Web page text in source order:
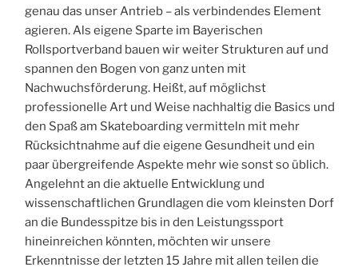
genau das unser Antrieb – als verbindendes Element
agieren. Als eigene Sparte im Bayerischen
Rollsportverband bauen wir weiter Strukturen auf und
spannen den Bogen von ganz unten mit
Nachwuchsförderung. Heißt, auf möglichst
professionelle Art und Weise nachhaltig die Basics und
den Spaß am Skateboarding vermitteln mit mehr
Rücksichtnahme auf die eigene Gesundheit und ein
paar übergreifende Aspekte mehr wie sonst so üblich.
Angelehnt an die aktuelle Entwicklung und
wissenschaftlichen Grundlagen die vom kleinsten Dorf
an die Bundesspitze bis in den Leistungssport
hineinreichen könnten, möchten wir unsere
Erkenntnisse der letzten 15 Jahre mit allen teilen die